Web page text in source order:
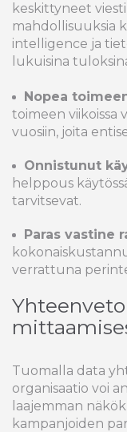
keskittyneet
mahdollisuuksia
intelligence ja
lukuisina
Nopea
toimeen viikoissa
vuosiin, joita
Onnistunut
helppous
tarvitsevat.
Paras vastine
verrattuna
Tuomalla data
organisaatio voi
laajemman
kampanjoiden